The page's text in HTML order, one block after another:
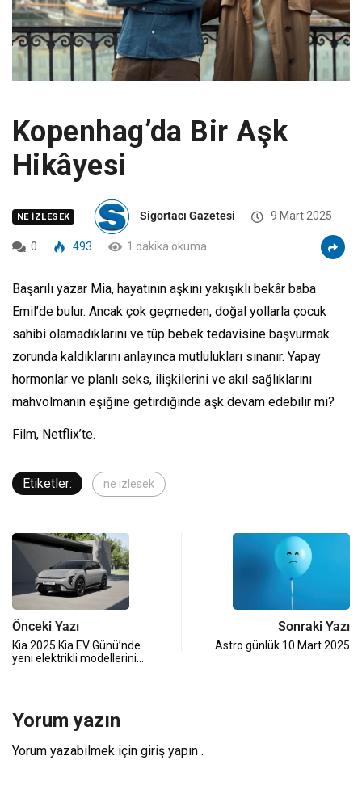
Kopenhag’da Bir Aşk
Hikâyesi
NE İZLESEK Sigortacı Gazetesi 9 Mart 2025
0 493 1 dakika okuma
Başarılı yazar Mia, hayatının aşkını yakışıklı bekâr baba
Emil’de bulur. Ancak çok geçmeden, doğal yollarla çocuk
sahibi olamadıklarını ve tüp bebek tedavisine başvurmak
zorunda kaldıklarını anlayınca mutlulukları sınanır. Yapay
hormonlar ve planlı seks, ilişkilerini ve akıl sağlıklarını
mahvolmanın eşiğine getirdiğinde aşk devam edebilir mi?
Film, Netflix’te.
Etiketler: ne izlesek
Önceki Yazı
Kia 2025 Kia EV Günü’nde
yeni elektrikli modellerini…
Sonraki Yazı
Astro günlük 10 Mart 2025
Yorum yazın
Yorum yazabilmek için giriş yapın .